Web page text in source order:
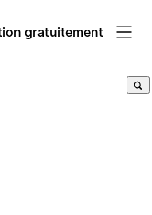
gratuitement